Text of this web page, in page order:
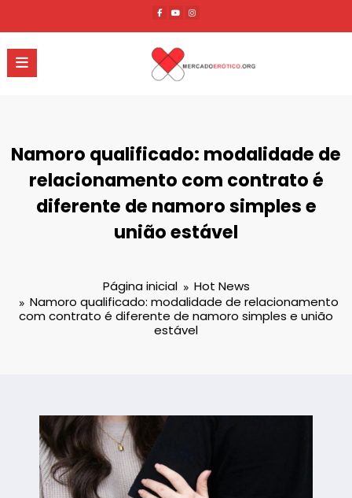
o
conteúdo
Namoro qualificado: modalidade de
relacionamento com contrato é
diferente de namoro simples e
união estável
Página inicial
Hot News
Namoro qualificado: modalidade de relacionamento
com contrato é diferente de namoro simples e união
estável